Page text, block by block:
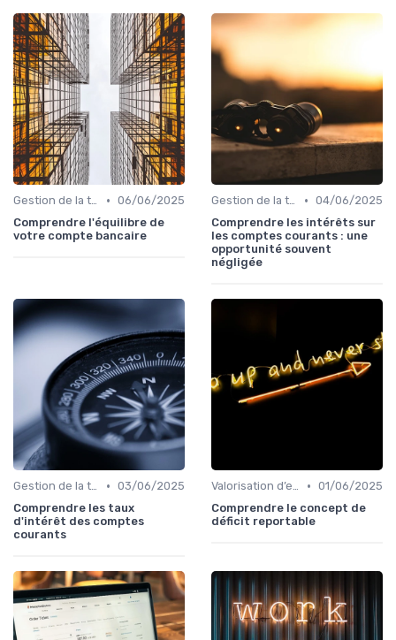
Gestion de la trésorerie & cash management • 06/06/2025
Comprendre l'équilibre de
votre compte bancaire
Gestion de la trésorerie & cash management • 04/06/2025
Comprendre les intérêts sur
les comptes courants : une
opportunité souvent
négligée
Gestion de la trésorerie & cash management • 03/06/2025
Comprendre les taux
d'intérêt des comptes
courants
Valorisation d’entreprise • 01/06/2025
Comprendre le concept de
déficit reportable